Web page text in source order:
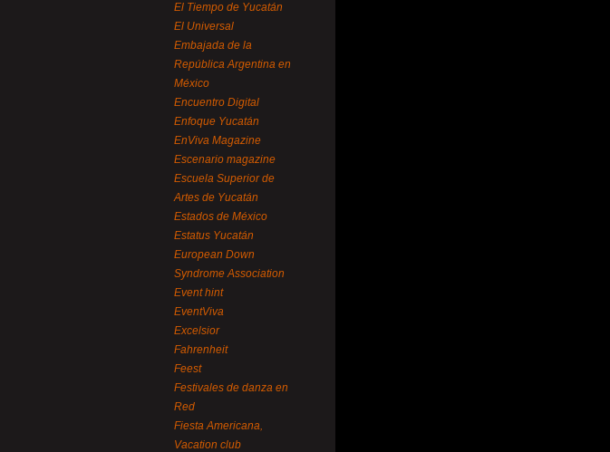
El Tiempo de Yucatán
El Universal
Embajada de la
República Argentina en
México
Encuentro Digital
Enfoque Yucatán
EnViva Magazine
Escenario magazine
Escuela Superior de
Artes de Yucatán
Estados de México
Estatus Yucatán
European Down
Syndrome Association
Event hint
EventViva
Excelsior
Fahrenheit
Feest
Festivales de danza en
Red
Fiesta Americana,
Vacation club